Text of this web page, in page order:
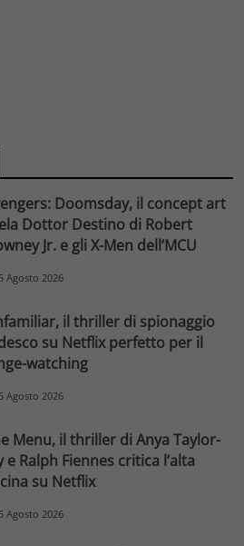
Doomsday, il concept art
Dottor Destino di Robert
Jr. e gli X-Men dell’MCU
5 Agosto 2026
il thriller di spionaggio
su Netflix perfetto per il
watching
5 Agosto 2026
Menu, il thriller di Anya Taylor-
e Ralph Fiennes critica l’alta
su Netflix
5 Agosto 2026